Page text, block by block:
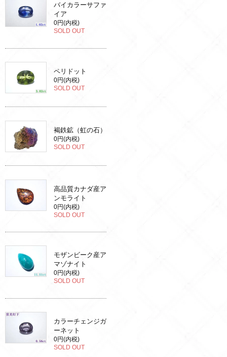
バイカラーサファ
イア
0円(内税)
SOLD OUT
ペリドット
0円(内税)
SOLD OUT
褐鉄鉱（虹の石）
0円(内税)
SOLD OUT
高品質カナダ産ア
ンモライト
0円(内税)
SOLD OUT
モザンビーク産ア
マゾナイト
0円(内税)
SOLD OUT
カラーチェンジガ
ーネット
0円(内税)
SOLD OUT